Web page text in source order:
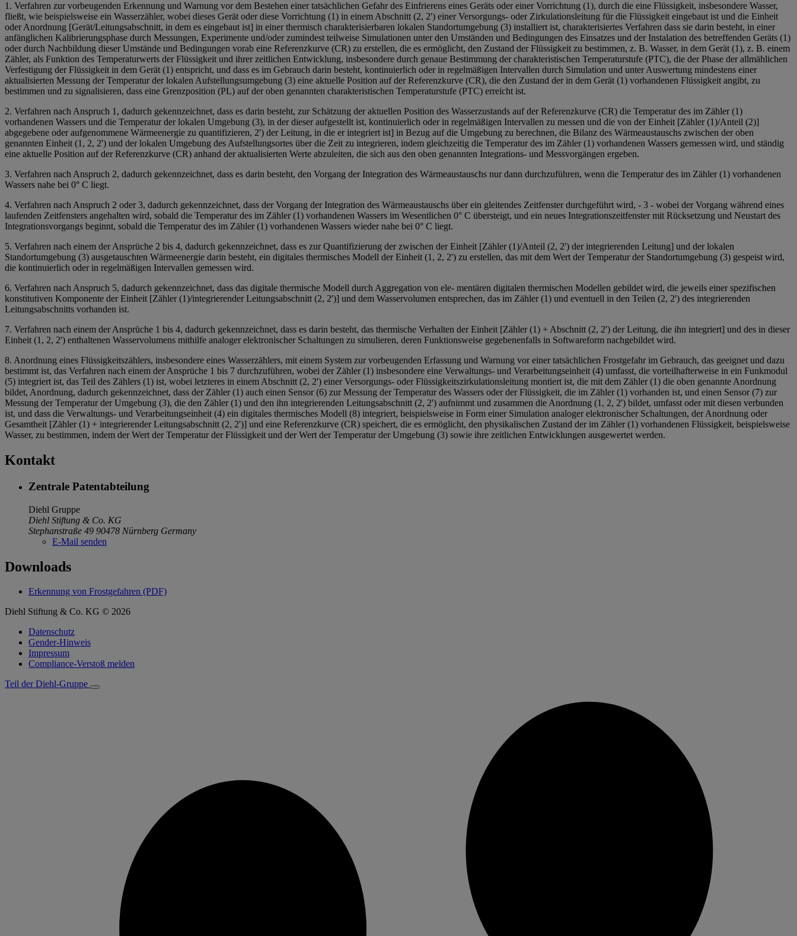
1. Verfahren zur vorbeugenden Erkennung und Warnung vor dem Bestehen einer tatsächlichen Gefahr des Einfrierens eines Geräts oder einer Vorrichtung (1), durch die eine Flüssigkeit, insbesondere Wasser,
fließt, wie beispielsweise ein Wasserzähler, wobei dieses Gerät oder diese Vorrichtung (1) in einem Abschnitt (2, 2') einer Versorgungs- oder Zirkulationsleitung für die Flüssigkeit eingebaut ist und die Einheit
oder Anordnung [Gerät/Leitungsabschnitt, in dem es eingebaut ist] in einer thermisch charakterisierbaren lokalen Standortumgebung (3) installiert ist, charakterisiertes Verfahren dass sie darin besteht, in einer
anfänglichen Kalibrierungsphase durch Messungen, Experimente und/oder zumindest teilweise Simulationen unter den Umständen und Bedingungen des Einsatzes und der Instalation des betreffenden Geräts (1)
oder durch Nachbildung dieser Umstände und Bedingungen vorab eine Referenzkurve (CR) zu erstellen, die es ermöglicht, den Zustand der Flüssigkeit zu bestimmen, z. B. Wasser, in dem Gerät (1), z. B. einem
Zähler, als Funktion des Temperaturwerts der Flüssigkeit und ihrer zeitlichen Entwicklung, insbesondere durch genaue Bestimmung der charakteristischen Temperaturstufe (PTC), die der Phase der allmählichen
Verfestigung der Flüssigkeit in dem Gerät (1) entspricht, und dass es im Gebrauch darin besteht, kontinuierlich oder in regelmäßigen Intervallen durch Simulation und unter Auswertung mindestens einer
aktualisierten Messung der Temperatur der lokalen Aufstellungsumgebung (3) eine aktuelle Position auf der Referenzkurve (CR), die den Zustand der in dem Gerät (1) vorhandenen Flüssigkeit angibt, zu
bestimmen und zu signalisieren, dass eine Grenzposition (PL) auf der oben genannten charakteristischen Temperaturstufe (PTC) erreicht ist.
2. Verfahren nach Anspruch 1, dadurch gekennzeichnet, dass es darin besteht, zur Schätzung der aktuellen Position des Wasserzustands auf der Referenzkurve (CR) die Temperatur des im Zähler (1)
vorhandenen Wassers und die Temperatur der lokalen Umgebung (3), in der dieser aufgestellt ist, kontinuierlich oder in regelmäßigen Intervallen zu messen und die von der Einheit [Zähler (1)/Anteil (2)]
abgegebene oder aufgenommene Wärmeenergie zu quantifizieren, 2') der Leitung, in die er integriert ist] in Bezug auf die Umgebung zu berechnen, die Bilanz des Wärmeaustauschs zwischen der oben
genannten Einheit (1, 2, 2') und der lokalen Umgebung des Aufstellungsortes über die Zeit zu integrieren, indem gleichzeitig die Temperatur des im Zähler (1) vorhandenen Wassers gemessen wird, und ständig
eine aktuelle Position auf der Referenzkurve (CR) anhand der aktualisierten Werte abzuleiten, die sich aus den oben genannten Integrations- und Messvorgängen ergeben.
3. Verfahren nach Anspruch 2, dadurch gekennzeichnet, dass es darin besteht, den Vorgang der Integration des Wärmeaustauschs nur dann durchzuführen, wenn die Temperatur des im Zähler (1) vorhandenen
Wassers nahe bei 0° C liegt.
4. Verfahren nach Anspruch 2 oder 3, dadurch gekennzeichnet, dass der Vorgang der Integration des Wärmeaustauschs über ein gleitendes Zeitfenster durchgeführt wird, - 3 - wobei der Vorgang während eines
laufenden Zeitfensters angehalten wird, sobald die Temperatur des im Zähler (1) vorhandenen Wassers im Wesentlichen 0° C übersteigt, und ein neues Integrationszeitfenster mit Rücksetzung und Neustart des
Integrationsvorgangs beginnt, sobald die Temperatur des im Zähler (1) vorhandenen Wassers wieder nahe bei 0° C liegt.
5. Verfahren nach einem der Ansprüche 2 bis 4, dadurch gekennzeichnet, dass es zur Quantifizierung der zwischen der Einheit [Zähler (1)/Anteil (2, 2') der integrierenden Leitung] und der lokalen
Standortumgebung (3) ausgetauschten Wärmeenergie darin besteht, ein digitales thermisches Modell der Einheit (1, 2, 2') zu erstellen, das mit dem Wert der Temperatur der Standortumgebung (3) gespeist wird,
die kontinuierlich oder in regelmäßigen Intervallen gemessen wird.
6. Verfahren nach Anspruch 5, dadurch gekennzeichnet, dass das digitale thermische Modell durch Aggregation von ele- mentären digitalen thermischen Modellen gebildet wird, die jeweils einer spezifischen
konstitutiven Komponente der Einheit [Zähler (1)/integrierender Leitungsabschnitt (2, 2')] und dem Wasservolumen entsprechen, das im Zähler (1) und eventuell in den Teilen (2, 2') des integrierenden
Leitungsabschnitts vorhanden ist.
7. Verfahren nach einem der Ansprüche 1 bis 4, dadurch gekennzeichnet, dass es darin besteht, das thermische Verhalten der Einheit [Zähler (1) + Abschnitt (2, 2') der Leitung, die ihn integriert] und des in dieser
Einheit (1, 2, 2') enthaltenen Wasservolumens mithilfe analoger elektronischer Schaltungen zu simulieren, deren Funktionsweise gegebenenfalls in Softwareform nachgebildet wird.
8. Anordnung eines Flüssigkeitszählers, insbesondere eines Wasserzählers, mit einem System zur vorbeugenden Erfassung und Warnung vor einer tatsächlichen Frostgefahr im Gebrauch, das geeignet und dazu
bestimmt ist, das Verfahren nach einem der Ansprüche 1 bis 7 durchzuführen, wobei der Zähler (1) insbesondere eine Verwaltungs- und Verarbeitungseinheit (4) umfasst, die vorteilhafterweise in ein Funkmodul
(5) integriert ist, das Teil des Zählers (1) ist, wobei letzteres in einem Abschnitt (2, 2') einer Versorgungs- oder Flüssigkeitszirkulationsleitung montiert ist, die mit dem Zähler (1) die oben genannte Anordnung
bildet, Anordnung, dadurch gekennzeichnet, dass der Zähler (1) auch einen Sensor (6) zur Messung der Temperatur des Wassers oder der Flüssigkeit, die im Zähler (1) vorhanden ist, und einen Sensor (7) zur
Messung der Temperatur der Umgebung (3), die den Zähler (1) und den ihn integrierenden Leitungsabschnitt (2, 2') aufnimmt und zusammen die Anordnung (1, 2, 2') bildet, umfasst oder mit diesen verbunden
ist, und dass die Verwaltungs- und Verarbeitungseinheit (4) ein digitales thermisches Modell (8) integriert, beispielsweise in Form einer Simulation analoger elektronischer Schaltungen, der Anordnung oder
Gesamtheit [Zähler (1) + integrierender Leitungsabschnitt (2, 2')] und eine Referenzkurve (CR) speichert, die es ermöglicht, den physikalischen Zustand der im Zähler (1) vorhandenen Flüssigkeit, beispielsweise
Wasser, zu bestimmen, indem der Wert der Temperatur der Flüssigkeit und der Wert der Temperatur der Umgebung (3) sowie ihre zeitlichen Entwicklungen ausgewertet werden.
Kontakt
Zentrale Patentabteilung
Diehl Gruppe
Diehl Stiftung & Co. KG
Stephanstraße 49 90478 Nürnberg Germany
E-Mail senden
Downloads
Erkennung von Frostgefahren (PDF)
Diehl Stiftung & Co. KG © 2026
Datenschutz
Gender-Hinweis
Impressum
Compliance-Verstoß melden
Teil der Diehl-Gruppe